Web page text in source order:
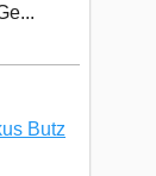
Butz